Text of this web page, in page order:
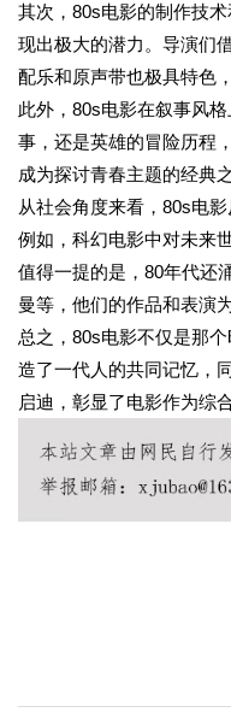
其次，80s电影的制作技
现出极大的潜力。导演们
配乐和原声带也极具特色
此外，80s电影在叙事风
事，还是英雄的冒险历程
成为探讨青春主题的经典之
从社会角度来看，80s电
例如，科幻电影中对未来
值得一提的是，80年代还
曼等，他们的作品和表演
总之，80s电影不仅是那
造了一代人的共同记忆，
启迪，彰显了电影作为综